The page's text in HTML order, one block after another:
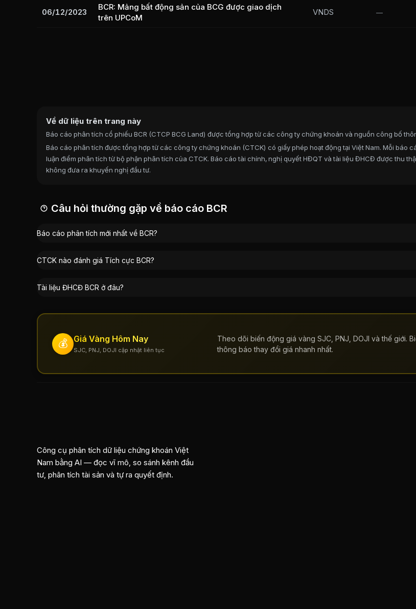
Ban lãnh đạoCTCP BCG Land
Cổ đông lớnCTCP BCG Land
Công ty Cổ phần Tập đoàn Bamboo Capital: 62,1%
Công ty cổ phần Tập đoàn Xây dựng Tracodi: 9,43%
Nguyễn Xuân Lan: 0,43%
06/12/2023
BCR: Mảng bất động sản của BCG được giao dịch
trên UPCoM
VNDS —
Về dữ liệu trên trang này
Báo cáo phân tích cổ phiếu BCR (CTCP BCG Land) được tổng hợp từ các công ty chứng khoán và nguồn công bố
Báo cáo phân tích được tổng hợp từ các công ty chứng khoán (CTCK) có giấy phép hoạt động tại Việt Nam. Mỗi
luận điểm phân tích từ bộ phận phân tích của CTCK. Báo cáo tài chính, nghị quyết HĐQT và tài liệu ĐHCĐ được thu
không đưa ra khuyến nghị đầu tư.
Câu hỏi thường gặp về báo cáo BCR
Báo cáo phân tích mới nhất về BCR?
CTCK nào đánh giá Tích cực BCR?
Tài liệu ĐHCĐ BCR ở đâu?
💰 Giá Vàng Hôm Nay
SJC, PNJ, DOJI cập nhật liên tục
Theo dõi biến động giá vàng SJC, PNJ, DOJI và thế giới.
thông báo thay đổi giá nhanh nhất.
Công cụ phân tích dữ liệu chứng khoán Việt
Nam bằng AI — đọc vĩ mô, so sánh kênh đầu
tư, phân tích tài sản và tự ra quyết định.